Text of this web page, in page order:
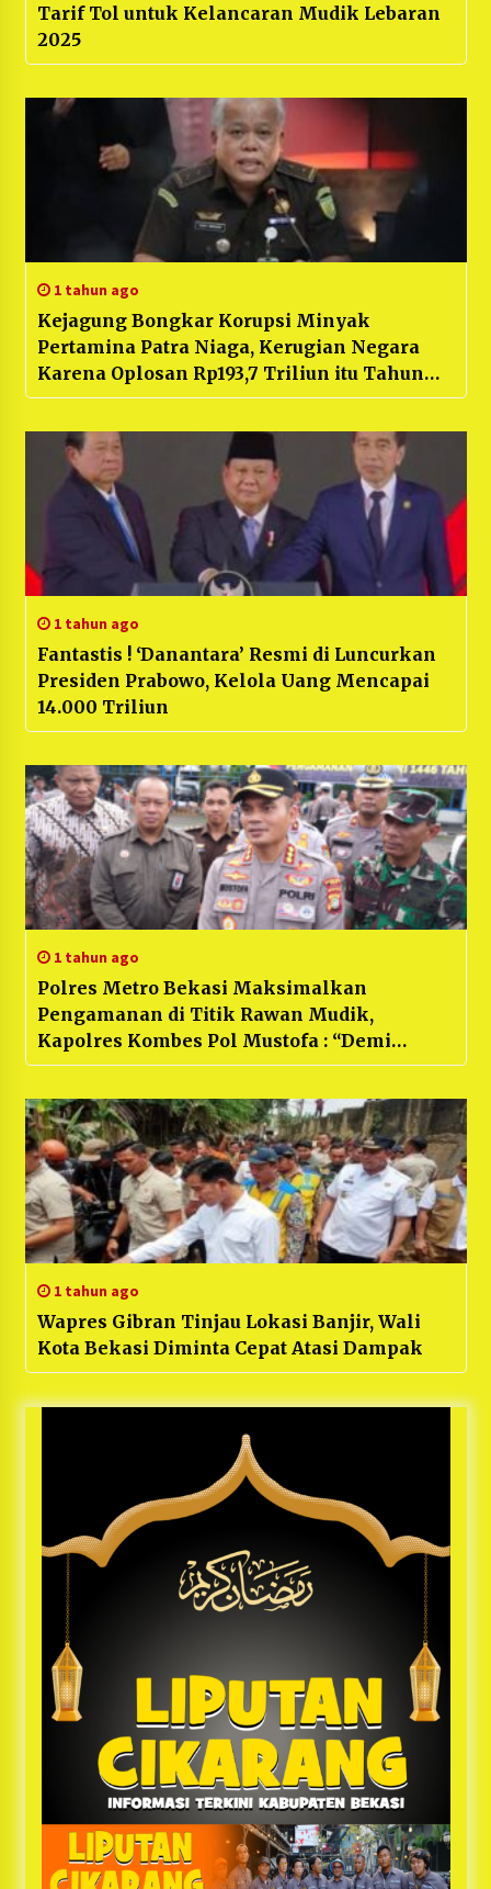
Tarif Tol untuk Kelancaran Mudik Lebaran
2025
1 tahun ago
Kejagung Bongkar Korupsi Minyak
Pertamina Patra Niaga, Kerugian Negara
Karena Oplosan Rp193,7 Triliun itu Tahun
2023, : Mencakup Keseluruhan di Total
Sentuh Angka Rp1 Kuadriliun!
1 tahun ago
Fantastis ! ‘Danantara’ Resmi di Luncurkan
Presiden Prabowo, Kelola Uang Mencapai
14.000 Triliun
1 tahun ago
Polres Metro Bekasi Maksimalkan
Pengamanan di Titik Rawan Mudik,
Kapolres Kombes Pol Mustofa : “Demi
Melindungi Pemudik”
1 tahun ago
Wapres Gibran Tinjau Lokasi Banjir, Wali
Kota Bekasi Diminta Cepat Atasi Dampak